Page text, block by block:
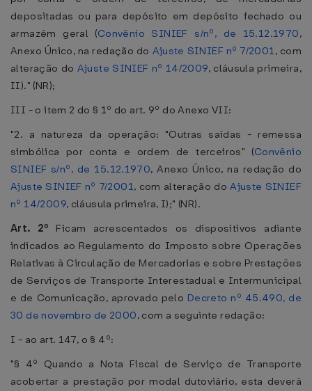
depositadas ou para depósito em depósito fechado ou
armazém geral (Convênio SINIEF s/nº, de 15.12.1970,
Anexo Único, na redação do Ajuste SINIEF nº 7/2001, com
alteração do Ajuste SINIEF nº 14/2009, cláusula primeira,
II)." (NR);
III - o item 2 do § 1º do art. 9º do Anexo VII:
"2. a natureza da operação: "Outras saídas - remessa
simbólica por conta e ordem de terceiros" (Convênio
SINIEF s/nº, de 15.12.1970, Anexo Único, na redação do
Ajuste SINIEF nº 7/2001, com alteração doAjuste SINIEF
nº 14/2009, cláusula primeira, I);" (NR).
Art. 2º Ficam acrescentados os dispositivos adiante
indicados ao Regulamento do Imposto sobre Operações
Relativas à Circulação de Mercadorias e sobre Prestações
de Serviços de Transporte Interestadual e Intermunicipal
e de Comunicação, aprovado pelo Decreto nº 45.490, de
30 de novembro de 2000, com a seguinte redação:
I - ao art. 147, o § 4º:
"§ 4º Quando a Nota Fiscal de Serviço de Transporte
acobertar a prestação por modal dutoviário, esta deverá